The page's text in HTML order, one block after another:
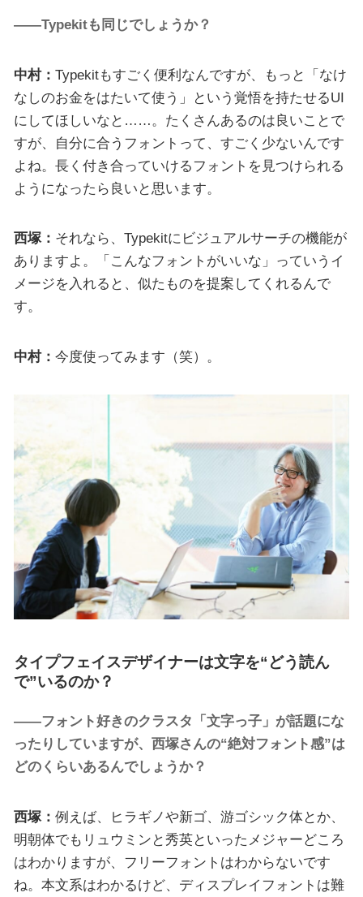
――Typekitも同じでしょうか？
中村： Typekitもすごく便利なんですが、もっと「なけ
なしのお金をはたいて使う」という覚悟を持たせるUI
にしてほしいなと……。たくさんあるのは良いことで
すが、自分に合うフォントって、すごく少ないんです
よね。長く付き合っていけるフォントを見つけられる
ようになったら良いと思います。
西塚： それなら、Typekitにビジュアルサーチの機能が
ありますよ。「こんなフォントがいいな」っていうイ
メージを入れると、似たものを提案してくれるんで
す。
中村： 今度使ってみます（笑）。
タイプフェイスデザイナーは文字を“どう読ん
で”いるのか？
――フォント好きのクラスタ「文字っ子」が話題にな
ったりしていますが、西塚さんの“絶対フォント感”は
どのくらいあるんでしょうか？
西塚： 例えば、ヒラギノや新ゴ、游ゴシック体とか、
明朝体でもリュウミンと秀英といったメジャーどころ
はわかりますが、フリーフォントはわからないです
ね。本文系はわかるけど、ディスプレイフォントは難